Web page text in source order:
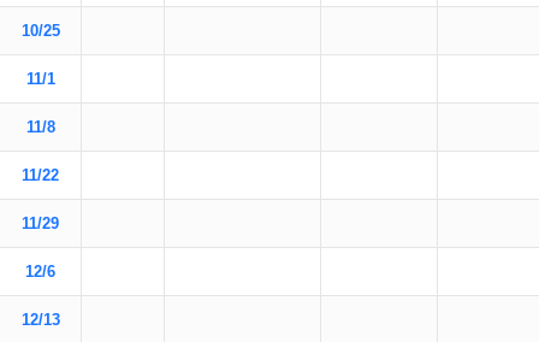
10/25
11/1
11/8
11/22
11/29
12/6
12/13